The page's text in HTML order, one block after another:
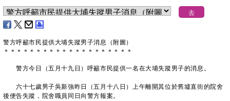
警方呼籲市民提供大埔失蹤男子消息（附圖）
＊ ＊ ＊ ＊ ＊ ＊ ＊ ＊ ＊ ＊ ＊ ＊ ＊ ＊ ＊ ＊ ＊ ＊ ＊ ＊
警方今日（五月十九日）呼籲市民提供一名在大埔失蹤男子的消息。
六十七歲男子吳新強昨日（五月十八日）上午離開其位於舊墟直街的院舍
後便告失蹤，院舍職員同日向警方報案。